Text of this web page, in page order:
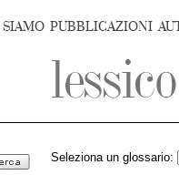
PUBBLICAZIONI
Seleziona un glossario: